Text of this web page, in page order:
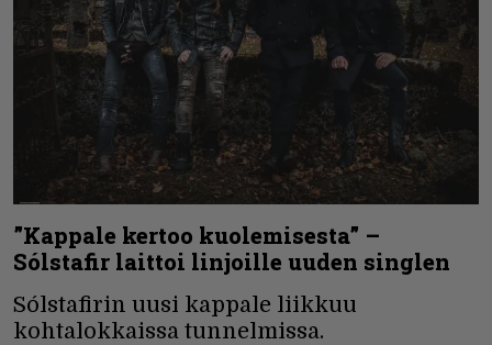
”Kappale kertoo kuolemisesta” –
Sólstafir laittoi linjoille uuden singlen
Sólstafirin uusi kappale liikkuu
kohtalokkaissa tunnelmissa.